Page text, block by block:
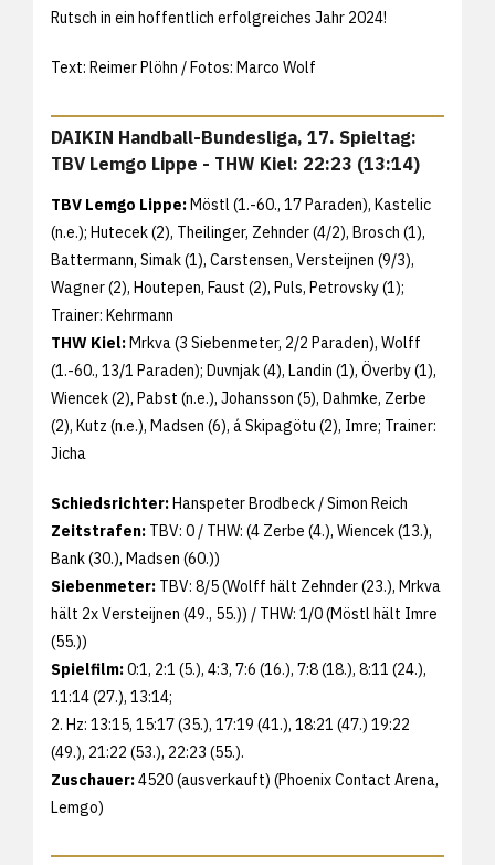
Rutsch in ein hoffentlich erfolgreiches Jahr 2024!
Text: Reimer Plöhn / Fotos: Marco Wolf
DAIKIN Handball-Bundesliga, 17. Spieltag:
TBV Lemgo Lippe - THW Kiel: 22:23 (13:14)
TBV Lemgo Lippe:Möstl (1.-60., 17 Paraden), Kastelic
(n.e.); Hutecek (2), Theilinger, Zehnder (4/2), Brosch (1),
Battermann, Simak (1), Carstensen, Versteijnen (9/3),
Wagner (2), Houtepen, Faust (2), Puls, Petrovsky (1);
Trainer: Kehrmann
THW Kiel:Mrkva (3 Siebenmeter, 2/2 Paraden), Wolff
(1.-60., 13/1 Paraden); Duvnjak (4), Landin (1), Överby (1),
Wiencek (2), Pabst (n.e.), Johansson (5), Dahmke, Zerbe
(2), Kutz (n.e.), Madsen (6), á Skipagötu (2), Imre; Trainer:
Jicha
Schiedsrichter:Hanspeter Brodbeck / Simon Reich
Zeitstrafen: TBV: 0 / THW: (4 Zerbe (4.), Wiencek (13.),
Bank (30.), Madsen (60.))
Siebenmeter: TBV: 8/5 (Wolff hält Zehnder (23.), Mrkva
hält 2x Versteijnen (49., 55.)) / THW: 1/0 (Möstl hält Imre
(55.))
Spielfilm:0:1, 2:1 (5.), 4:3, 7:6 (16.), 7:8 (18.), 8:11 (24.),
11:14 (27.), 13:14;
2. Hz: 13:15, 15:17 (35.), 17:19 (41.), 18:21 (47.) 19:22
(49.), 21:22 (53.), 22:23 (55.).
Zuschauer:4520 (ausverkauft) (Phoenix Contact Arena,
Lemgo)